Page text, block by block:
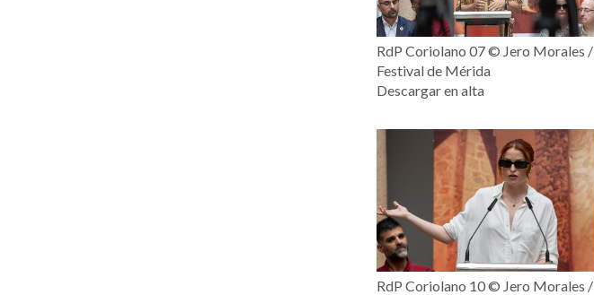
RdP Coriolano 07 ©️ Jero Morales /
Festival de Mérida
Descargar en alta
RdP Coriolano 10 ©️ Jero Morales /